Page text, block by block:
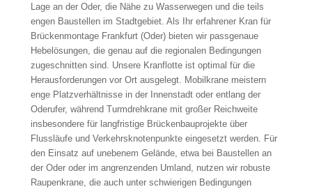
Lage an der Oder, die Nähe zu Wasserwegen und die teils
engen Baustellen im Stadtgebiet. Als Ihr erfahrener Kran für
Brückenmontage Frankfurt (Oder) bieten wir passgenaue
Hebelösungen, die genau auf die regionalen Bedingungen
zugeschnitten sind. Unsere Kranflotte ist optimal für die
Herausforderungen vor Ort ausgelegt. Mobilkrane meistern
enge Platzverhältnisse in der Innenstadt oder entlang der
Oderufer, während Turmdrehkrane mit großer Reichweite
insbesondere für langfristige Brückenbauprojekte über
Flussläufe und Verkehrsknotenpunkte eingesetzt werden. Für
den Einsatz auf unebenem Gelände, etwa bei Baustellen an
der Oder oder im angrenzenden Umland, nutzen wir robuste
Raupenkrane, die auch unter schwierigen Bedingungen